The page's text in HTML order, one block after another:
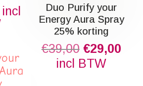
incl
Duo Purify your
Energy Aura Spray
25% korting
€39,00 Original
price
€29,00
incl BTW